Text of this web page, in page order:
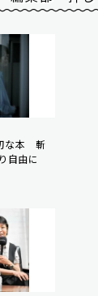
な本 斬
自由に